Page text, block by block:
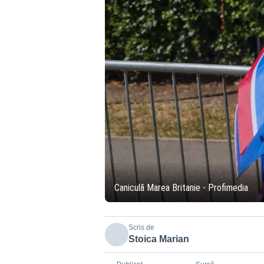
Caniculă Marea Britanie - Profimedia
Scris de
Stoica Marian